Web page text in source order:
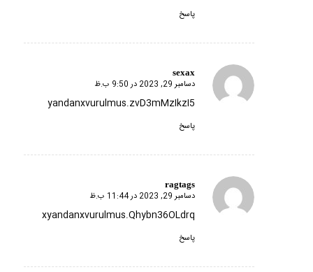
پاسخ
sexax
گفته:
دسامبر 29, 2023 در 9:50 ب.ظ
yandanxvurulmus.zvD3mMzIkzI5
پاسخ
ragtags
گفته:
دسامبر 29, 2023 در 11:44 ب.ظ
xyandanxvurulmus.Qhybn36OLdrq
پاسخ